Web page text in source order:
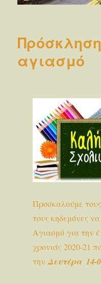
αγιασμό
Προσκαλούμε
τους κηδεμόνες
Αγιασμό για την
χρονιάς 2020-21
τηνΔευτέρα 14-